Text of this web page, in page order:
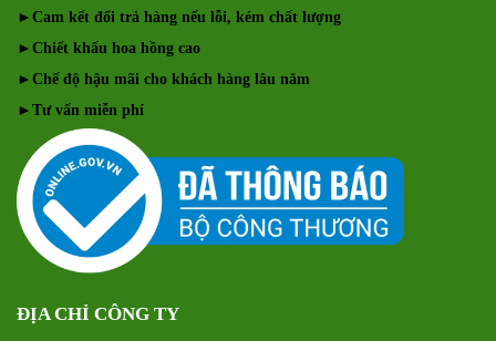
► Cam kết đổi trả hàng nếu lỗi, kém chất lượng
► Chiết khấu hoa hồng cao
► Chế độ hậu mãi cho khách hàng lâu năm
► Tư vấn miễn phí
ĐỊA CHỈ CÔNG TY